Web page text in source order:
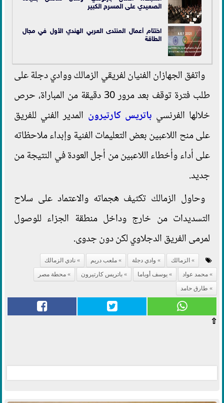
الصعيدي على المسرح الكبير
اختتام أعمال المنتدى العربي الهندي الأول في مجال
الطاقة
واتفق الجهازان الفنيان لفريقي الزمالك ووادي دجلة على
طلب فترة توقف بعد مرور 30 دقيقة من المباراة، حرص
خلالها الفرنسي باتريس كارتيرون المدير الفني للفريق
على منح اللاعبين بعض التعليمات الفنية وإبداء ملاحظاته
على أداء وأخطاء اللاعبين من أجل العودة في النتيجة من
جديد.
وحاول الزمالك تكثيف هجماته والاعتماد على سلاح
التسديدات من خارج وداخل منطقة الجزاء للوصول
لمرمى الفريق الدجلاوي لكن دون جدوى.
الزمالك وادي دجلة ملعب دريم
نادي الزمالك
محمد عواد
يوسف أوباما باتريس كارتيرون
محطة مصر
طارق حامد
⇧